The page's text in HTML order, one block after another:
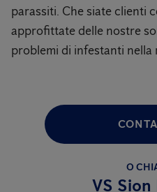
parassiti. Che siate clienti
approfittate delle nostre
problemi di infestanti nella
O
VS Sion